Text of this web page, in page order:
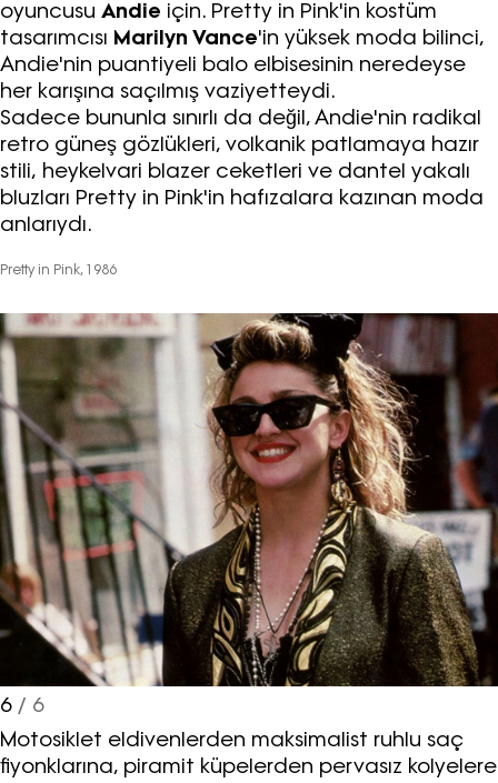
oyuncusu Andie için. Pretty in Pink'in kostüm
tasarımcısı Marilyn Vance'in yüksek moda bilinci,
Andie'nin puantiyeli balo elbisesinin neredeyse
her karışına saçılmış vaziyetteydi.
Sadece bununla sınırlı da değil, Andie'nin radikal
retro güneş gözlükleri, volkanik patlamaya hazır
stili, heykelvari blazer ceketleri ve dantel yakalı
bluzları Pretty in Pink'in hafızalara kazınan moda
anlarıydı.
Pretty in Pink, 1986
6/ 6
Motosiklet eldivenlerden maksimalist ruhlu saç
fiyonklarına, piramit küpelerden pervasız kolyelere